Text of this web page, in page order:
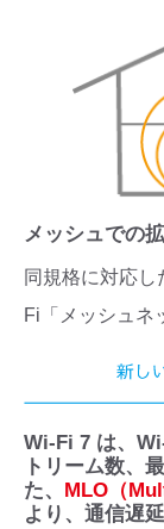
メッシュでの
同規格に対応
Fi「メッシュネ
Wi-Fi 7 は、
トリーム数、
た、
MLO（
より、通信遅